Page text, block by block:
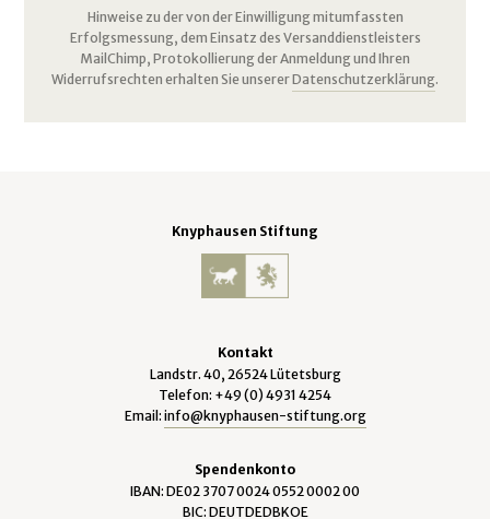
Hinweise zu der von der Einwilligung mitumfassten
Erfolgsmessung, dem Einsatz des Versanddienstleisters
MailChimp, Protokollierung der Anmeldung und Ihren
Widerrufsrechten erhalten Sie unsererDatenschutzerklärung.
Knyphausen Stiftung
Kontakt
Landstr. 40, 26524 Lütetsburg
Telefon: +49 (0) 4931 4254
Email: info@knyphausen-stiftung.org
Spendenkonto
IBAN: DE02 3707 0024 0552 0002 00
BIC: DEUTDEDBKOE